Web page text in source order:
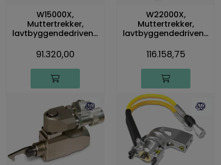
W15000X,
Muttertrekker,
lavtbyggendedrivenh
91.320,00
W22000X,
Muttertrekker,
lavtbyggendedrivenh
116.158,75